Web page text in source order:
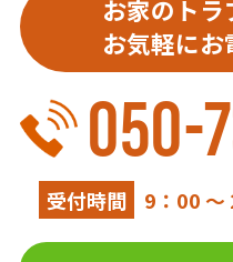
お家のトラ
お気軽にお
050-
受付時間 9：00 ～